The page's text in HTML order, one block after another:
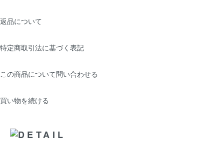
返品について
特定商取引法に基づく表記
この商品について問い合わせる
買い物を続ける